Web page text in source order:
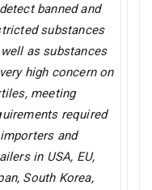
banned and
substances
as substances
high concern on
meeting
required
and
in USA, EU,
South Korea,